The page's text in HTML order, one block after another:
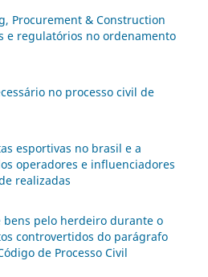
Procurement & Construction
e regulatórios no ordenamento
no processo civil de
esportivas no brasil e a
operadores e influenciadores
realizadas
pelo herdeiro durante o
controvertidos do parágrafo
de Processo Civil